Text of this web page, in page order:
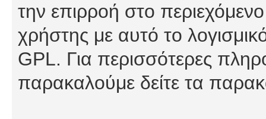
την επιρροή στο
χρήστης με αυτό το
GPL. Για περισσότερες
παρακαλούμε δείτε τα